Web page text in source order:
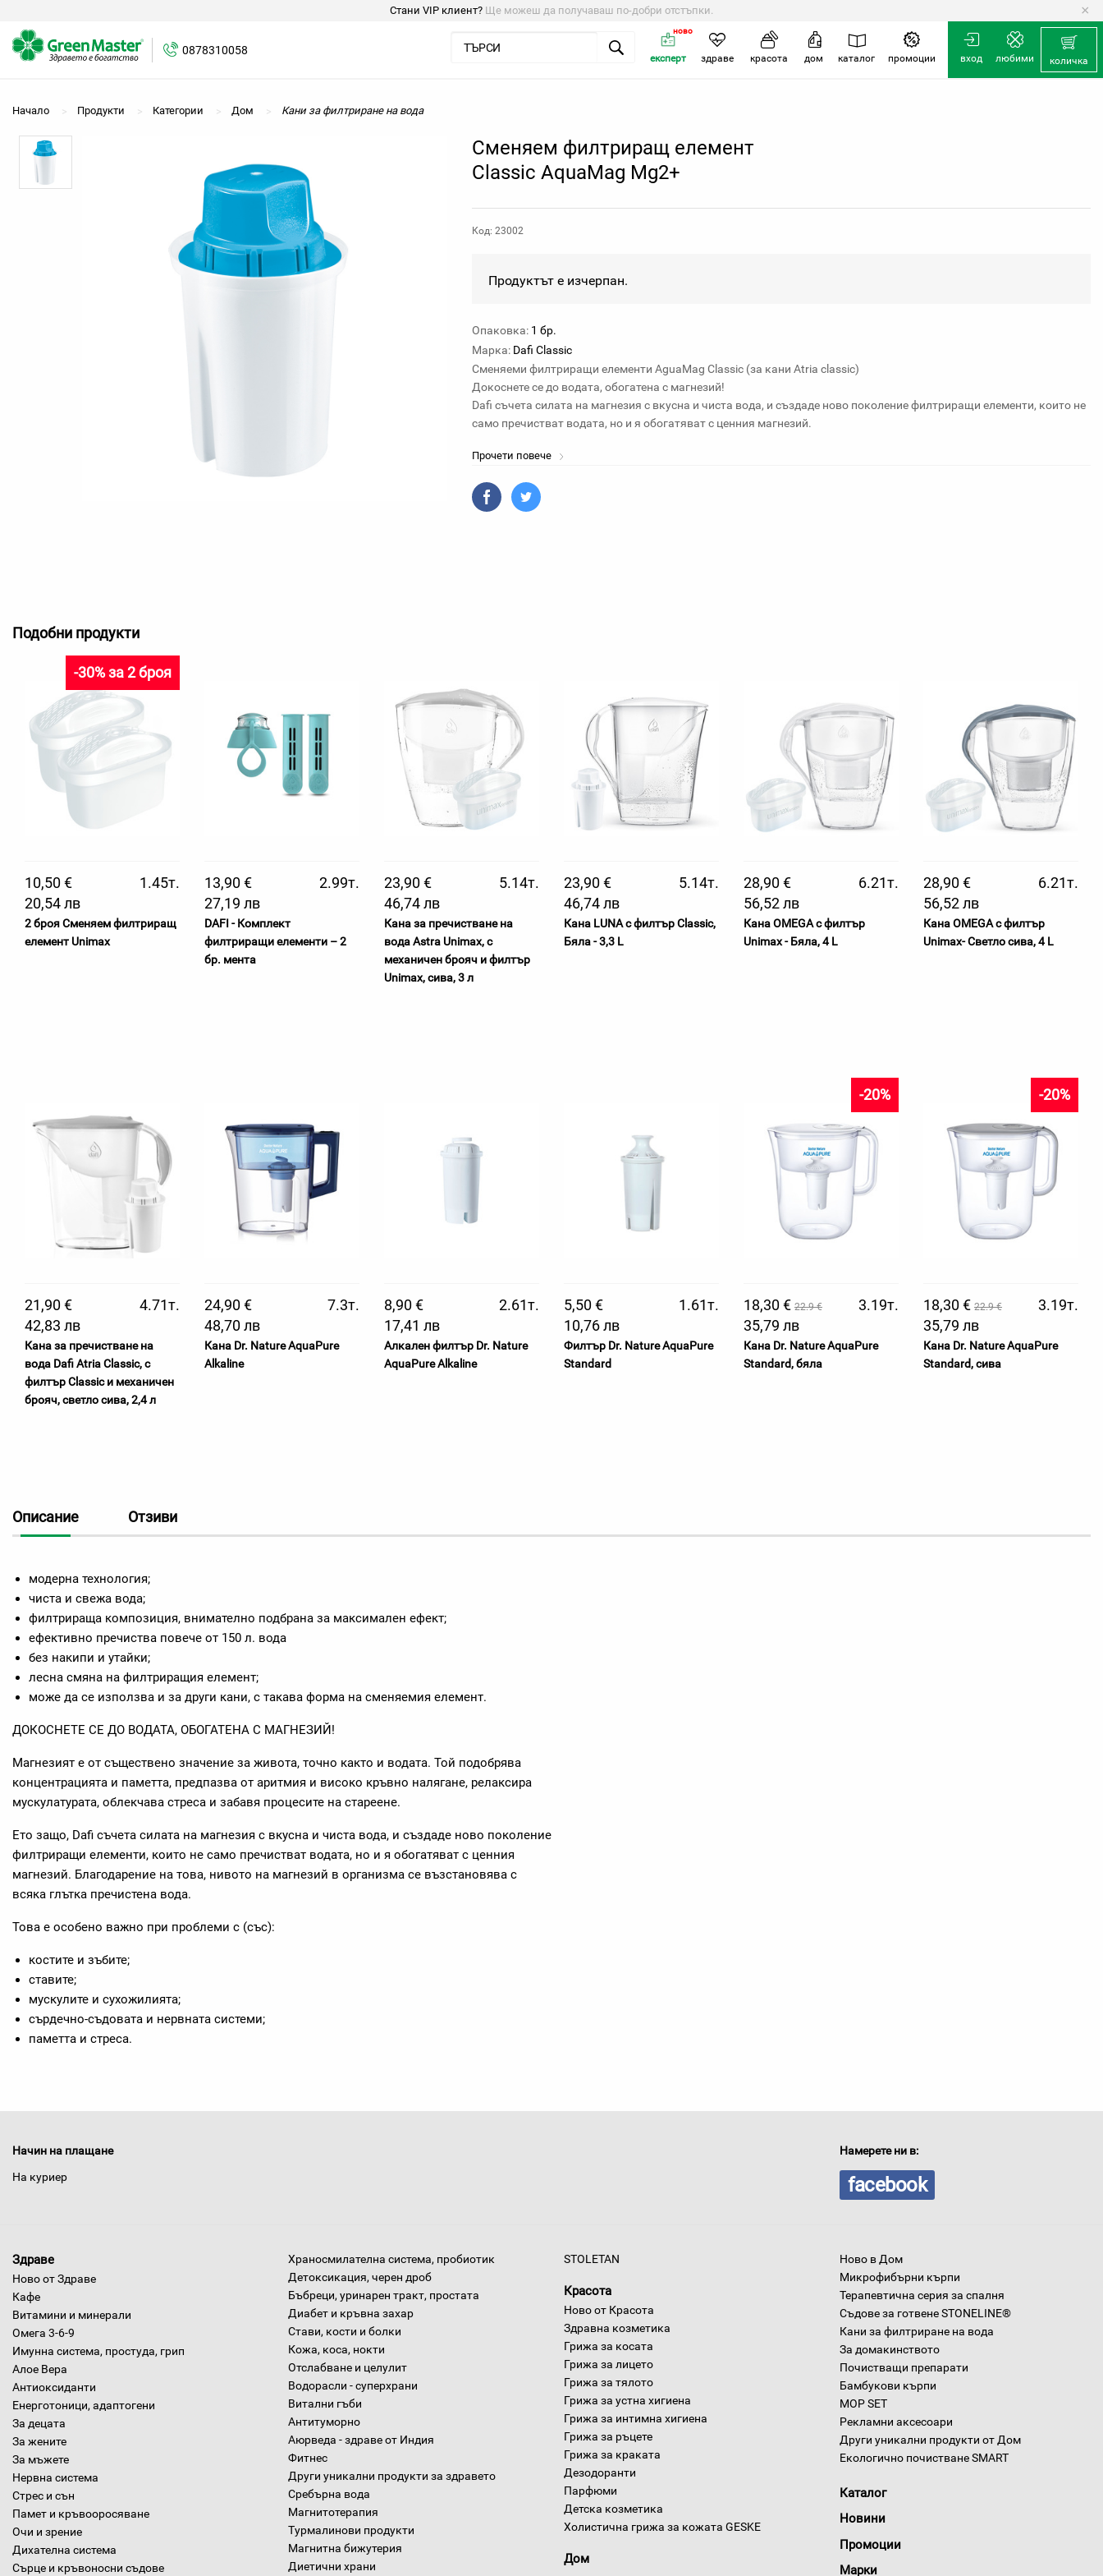
Стани VIP клиент? Ще можеш да получаваш по-добри отстъпки. ×
0878310058
вход любими количка
експерт
ново
здраве красота дом каталог промоции
Начало Продукти Категории Дом Кани за филтриране на вода
Сменяем филтриращ елемент
Classic AquaMag Мg2+
Код: 23002
Продуктът е изчерпан.
Опаковка: 1 бр.
Марка: Dafi Classic
Сменяеми филтриращи елементи AguaMag Classic (за кани Atria classic)
Докоснете се до водата, обогатена с магнезий!
Dafi съчета силата на магнезия с вкусна и чиста вода, и създаде ново поколение филтриращи елементи, които не
само пречистват водата, но и я обогатяват с ценния магнезий.
Прочети повече
Подобни продукти
-30% за 2 броя
10,50 €
1.45т.
20,54 лв
2 броя Сменяем филтриращ
елемент Unimax
13,90 €
2.99т.
27,19 лв
DAFI - Комплект
филтриращи елементи – 2
бр. мента
23,90 €
5.14т.
46,74 лв
Кана за пречистване на
вода Astra Unimax, с
механичен брояч и филтър
Unimax, сива, 3 л
23,90 €
5.14т.
46,74 лв
Кана LUNA с филтър Classic,
Бяла - 3,3 L
28,90 €
6.21т.
56,52 лв
Кана OMEGA с филтър
Unimax - Бяла, 4 L
28,90 €
6.21т.
56,52 лв
Кана OMEGA с филтър
Unimax- Светло сива, 4 L
21,90 €
4.71т.
42,83 лв
Кана за пречистване на
вода Dafi Atria Classic, с
филтър Classic и механичен
брояч, светло сива, 2,4 л
24,90 €
7.3т.
48,70 лв
Кана Dr. Nature AquaPure
Alkaline
8,90 €
2.61т.
17,41 лв
Алкален филтър Dr. Nature
AquaPure Alkaline
5,50 €
1.61т.
10,76 лв
Филтър Dr. Nature AquaPure
Standard
18,30 € 22.9 €
-20%
3.19т.
35,79 лв
Кана Dr. Nature AquaPure
Standard, бяла
18,30 € 22.9 €
-20%
3.19т.
35,79 лв
Кана Dr. Nature AquaPure
Standard, сива
Описание Отзиви
модерна технология;
чиста и свежа вода;
филтрираща композиция, внимателно подбрана за максимален ефект;
ефективно пречиства повече от 150 л. вода
без накипи и утайки;
лесна смяна на филтриращия елемент;
може да се използва и за други кани, с такава форма на сменяемия елемент.
ДОКОСНЕТЕ СЕ ДО ВОДАТА, ОБОГАТЕНА С МАГНЕЗИЙ!
Магнезият е от съществено значение за живота, точно както и водата. Той подобрява
концентрацията и паметта, предпазва от аритмия и високо кръвно налягане, релаксира
мускулатурата, облекчава стреса и забавя процесите на стареене.
Ето защо, Dafi съчета силата на магнезия с вкусна и чиста вода, и създаде ново поколение
филтриращи елементи, които не само пречистват водата, но и я обогатяват с ценния
магнезий. Благодарение на това, нивото на магнезий в организма се възстановява с
всяка глътка пречистена вода.
Това е особено важно при проблеми с (със):
костите и зъбите;
ставите;
мускулите и сухожилията;
сърдечно-съдовата и нервната системи;
паметта и стреса.
Начин на плащане
На куриер
Намерете ни в:
facebook
Здраве
Ново от Здраве
Кафе
Витамини и минерали
Омега 3-6-9
Имунна система, простуда, грип
Алое Вера
Антиоксиданти
Енерготоници, адаптогени
За децата
За жените
За мъжете
Нервна система
Стрес и сън
Памет и кръвооросяване
Очи и зрение
Дихателна система
Сърце и кръвоносни съдове
Храносмилателна система, пробиотик
Детоксикация, черен дроб
Бъбреци, уринарен тракт, простата
Диабет и кръвна захар
Стави, кости и болки
Кожа, коса, нокти
Отслабване и целулит
Водорасли - суперхрани
Витални гъби
Антитуморно
Аюрведа - здраве от Индия
Фитнес
Други уникални продукти за здравето
Сребърна вода
Магнитотерапия
Турмалинови продукти
Магнитна бижутерия
Диетични храни
STOLETAN
Красота
Ново от Красота
Здравна козметика
Грижа за косата
Грижа за лицето
Грижа за тялото
Грижа за устна хигиена
Грижа за интимна хигиена
Грижа за ръцете
Грижа за краката
Дезодоранти
Парфюми
Детска козметика
Холистична грижа за кожата GESKE
Дом
Ново в Дом
Микрофибърни кърпи
Терапевтична серия за спалня
Съдове за готвене STONELINE®
Кани за филтриране на вода
За домакинството
Почистващи препарати
Бамбукови кърпи
MOP SET
Рекламни аксесоари
Други уникални продукти от Дом
Екологично почистване SMART
Каталог
Новини
Промоции
Марки